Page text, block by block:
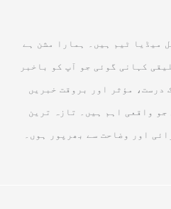
میڈیا ٹیم ہیں۔ ہمارا مشن ہے
کہانی گوئی جو آپ کو باخبر
درست، مؤثر اور بروقت خبریں
واقعی اہم ہیں۔ تازہ ترین
اور وضاحت سے بھرپور ہوں۔